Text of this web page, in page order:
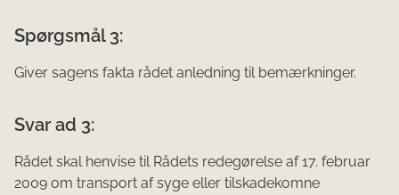
Spørgsmål 3:
Giver sagens fakta rådet anledning til bemærkninger.
Svar ad 3:
Rådet skal henvise til Rådets redegørelse af 17. februar
2009 om transport af syge eller tilskadekomne